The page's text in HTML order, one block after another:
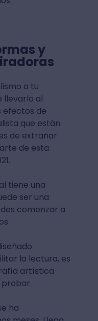
y
a tu
llevarlo al
efectos de
que están
de extrañar
de esta
tiene una
ser una
comenzar a
la lectura, es
artística
ha